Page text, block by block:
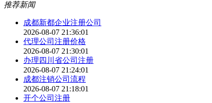
推荐新闻
成都新都企业注册公司
2026-08-07 21:36:01
代理公司注册价格
2026-08-07 21:30:01
办理四川省公司注册
2026-08-07 21:24:01
成都注销公司流程
2026-08-07 21:18:01
开个公司注册